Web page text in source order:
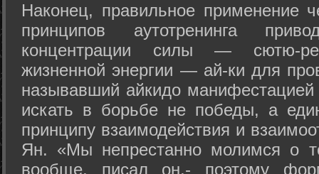
Наконец, правильное применение
принципов аутотренинга
концентрации силы — сютю-
жизненной энергии — ай-ки для
называвший айкидо
искать в борьбе не победы, а
принципу взаимодействия и
Ян. «Мы непрестанно молимся о
вообще, писал он,- поэтому